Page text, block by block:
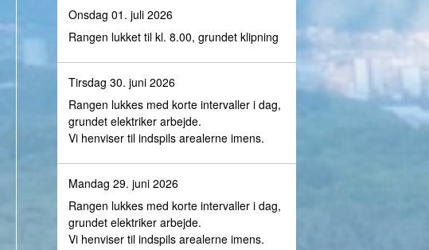
Onsdag 01. juli 2026
Rangen lukket til kl. 8.00, grundet klipning
Tirsdag 30. juni 2026
Rangen lukkes med korte intervaller i dag,
grundet elektriker arbejde.
Vi henviser til indspils arealerne imens.
Mandag 29. juni 2026
Rangen lukkes med korte intervaller i dag,
grundet elektriker arbejde.
Vi henviser til indspils arealerne imens.